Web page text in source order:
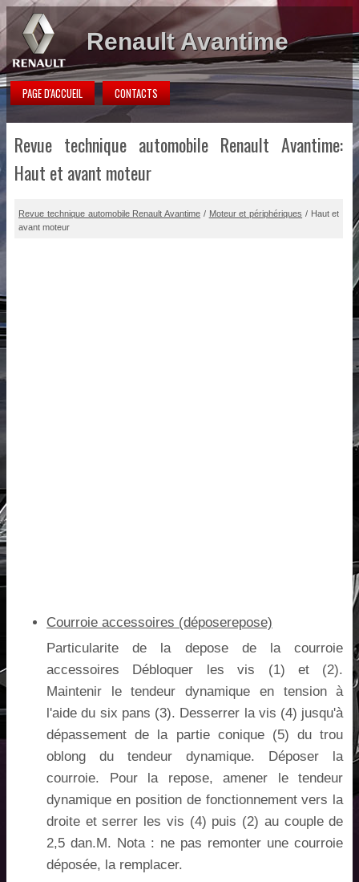
Renault Avantime
PAGE D'ACCUEIL CONTACTS
Revue technique automobile Renault Avantime:
Haut et avant moteur
Revue technique automobile Renault Avantime / Moteur et périphériques / Haut et
avant moteur
Courroie accessoires (déposerepose)
Particularite de la depose de la courroie
accessoires Débloquer les vis (1) et (2).
Maintenir le tendeur dynamique en tension à
l'aide du six pans (3). Desserrer la vis (4) jusqu'à
dépassement de la partie conique (5) du trou
oblong du tendeur dynamique. Déposer la
courroie. Pour la repose, amener le tendeur
dynamique en position de fonctionnement vers la
droite et serrer les vis (4) puis (2) au couple de
2,5 dan.M. Nota : ne pas remonter une courroie
déposée, la remplacer.